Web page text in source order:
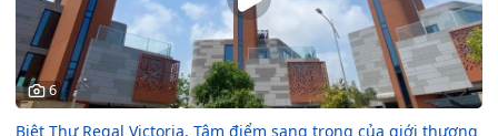
6
Biệt Thự Regal Victoria. Tâm điểm sang trọng của giới thượng